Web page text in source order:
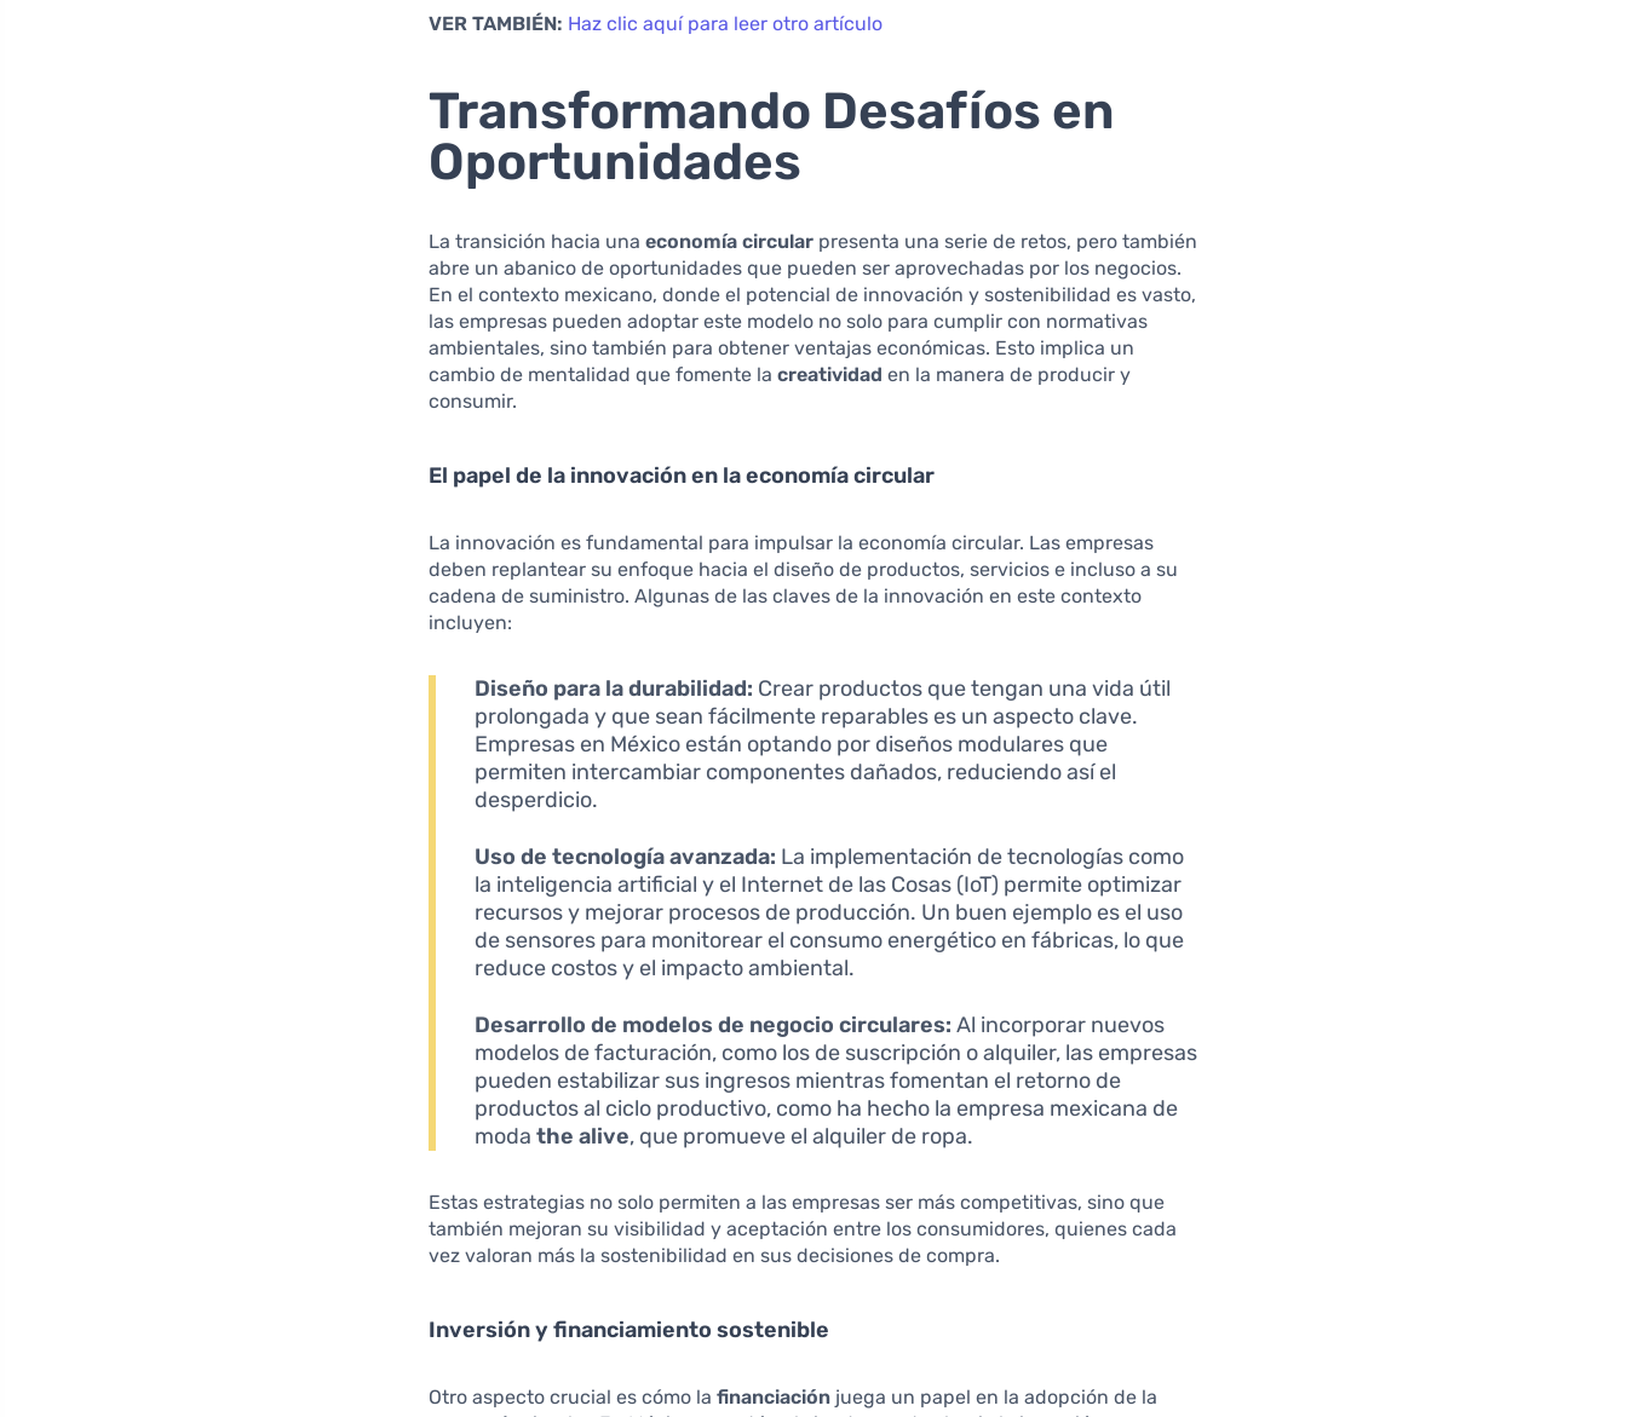
VER TAMBIÉN: Haz clic aquí para leer otro artículo
Transformando Desafíos en
Oportunidades
La transición hacia unaeconomía circular presenta una serie de retos, pero también
abre un abanico de oportunidades que pueden ser aprovechadas por los negocios.
En el contexto mexicano, donde el potencial de innovación y sostenibilidad es vasto,
las empresas pueden adoptar este modelo no solo para cumplir con normativas
ambientales, sino también para obtener ventajas económicas. Esto implica un
cambio de mentalidad que fomente lacreatividad en la manera de producir y
consumir.
El papel de la innovación en la economía circular
La innovación es fundamental para impulsar la economía circular. Las empresas
deben replantear su enfoque hacia el diseño de productos, servicios e incluso a su
cadena de suministro. Algunas de las claves de la innovación en este contexto
incluyen:
Diseño para la durabilidad: Crear productos que tengan una vida útil
prolongada y que sean fácilmente reparables es un aspecto clave.
Empresas en México están optando por diseños modulares que
permiten intercambiar componentes dañados, reduciendo así el
desperdicio.
Uso de tecnología avanzada: La implementación de tecnologías como
la inteligencia artificial y el Internet de las Cosas (IoT) permite optimizar
recursos y mejorar procesos de producción. Un buen ejemplo es el uso
de sensores para monitorear el consumo energético en fábricas, lo que
reduce costos y el impacto ambiental.
Desarrollo de modelos de negocio circulares: Al incorporar nuevos
modelos de facturación, como los de suscripción o alquiler, las empresas
pueden estabilizar sus ingresos mientras fomentan el retorno de
productos al ciclo productivo, como ha hecho la empresa mexicana de
modathe alive, que promueve el alquiler de ropa.
Estas estrategias no solo permiten a las empresas ser más competitivas, sino que
también mejoran su visibilidad y aceptación entre los consumidores, quienes cada
vez valoran más la sostenibilidad en sus decisiones de compra.
Inversión y financiamiento sostenible
Otro aspecto crucial es cómo lafinanciación juega un papel en la adopción de la